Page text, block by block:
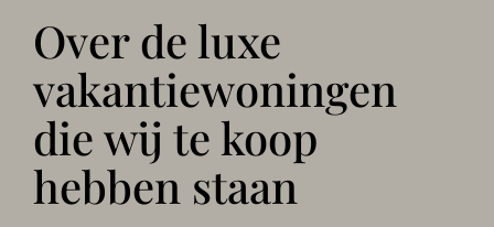
Over de luxe
vakantiewoningen
die wij te koop
hebben staan